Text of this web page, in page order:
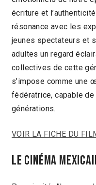
écriture et
résonance avec les
jeunes spectateurs et
adultes un regard
collectives de cette
s’impose comme une
fédératrice, capable
générations.
VOIR LA FICHE DU
LE CINÉMA